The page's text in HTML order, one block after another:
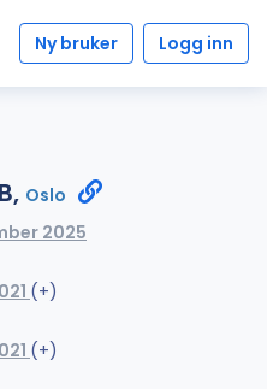
Ny bruker Logg inn
Oslo
2025
(+)
(+)